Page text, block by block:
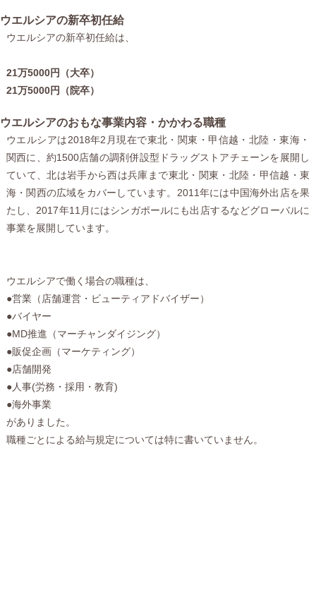
ウエルシアの新卒初任給
ウエルシアの新卒初任給は、
21万5000円（大卒）
21万5000円（院卒）
ウエルシアのおもな事業内容・かかわる職種
ウエルシアは2018年2月現在で東北・関東・甲信越・北陸・東海・
関西に、約1500店舗の調剤併設型ドラッグストアチェーンを展開し
ていて、北は岩手から西は兵庫まで東北・関東・北陸・甲信越・東
海・関西の広域をカバーしています。2011年には中国海外出店を果
たし、2017年11月にはシンガポールにも出店するなどグローバルに
事業を展開しています。
ウエルシアで働く場合の職種は、
●営業（店舗運営・ビューティアドバイザー）
●バイヤー
●MD推進（マーチャンダイジング）
●販促企画（マーケティング）
●店舗開発
●人事(労務・採用・教育)
●海外事業
がありました。
職種ごとによる給与規定については特に書いていません。